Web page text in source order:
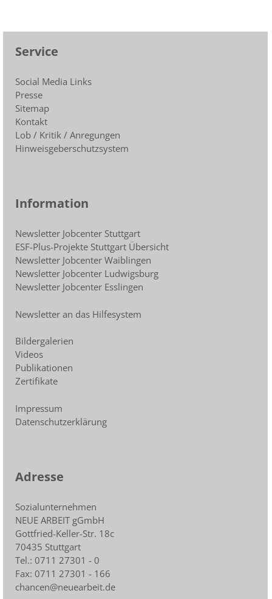
Service
Social Media Links
Presse
Sitemap
Kontakt
Lob / Kritik / Anregungen
Hinweisgeberschutzsystem
Information
Newsletter Jobcenter Stuttgart
ESF-Plus-Projekte Stuttgart Übersicht
Newsletter Jobcenter Waiblingen
Newsletter Jobcenter Ludwigsburg
Newsletter Jobcenter Esslingen
Newsletter an das Hilfesystem
Bildergalerien
Videos
Publikationen
Zertifikate
Impressum
Datenschutzerklärung
Adresse
Sozialunternehmen
NEUE ARBEIT gGmbH
Gottfried-Keller-Str. 18c
70435 Stuttgart
Tel.: 0711 27301 - 0
Fax: 0711 27301 - 166
chancen@neuearbeit.de